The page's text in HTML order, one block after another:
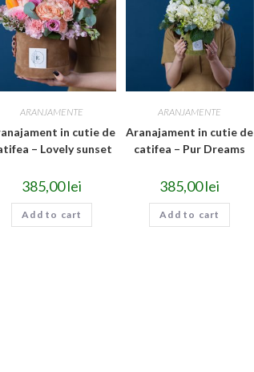
ARANJAMENTE
in cutie de
– Lovely sunset
385,00lei
Add to cart
ARANJAMENTE
Aranajament in cutie de
catifea – Pur Dreams
385,00lei
Add to cart